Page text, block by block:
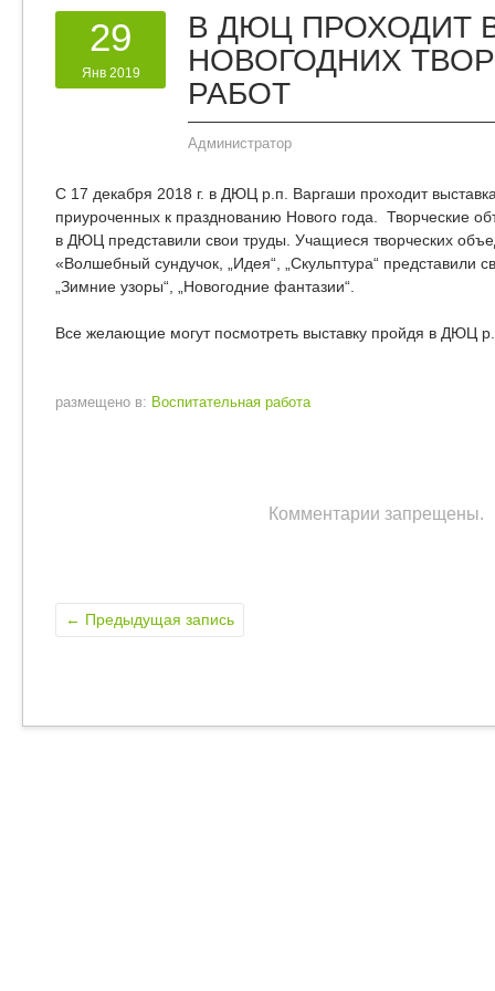
29
Янв 2019
В ДЮЦ ПРОХОДИТ
НОВОГОДНИХ
РАБОТ
Администратор
С 17 декабря 2018 г. в ДЮЦ р.п. Варгаши проходит
приуроченных к празднованию Нового года. Творческие
в ДЮЦ представили свои труды. Учащиеся творческих
«Волшебный сундучок, „Идея“, „Скульптура“ представили
„Зимние узоры“, „Новогодние фантазии“.
Все желающие могут посмотреть выставку пройдя в ДЮЦ
размещено в: Воспитательная работа
Комментарии запрещены.
← Предыдущая запись